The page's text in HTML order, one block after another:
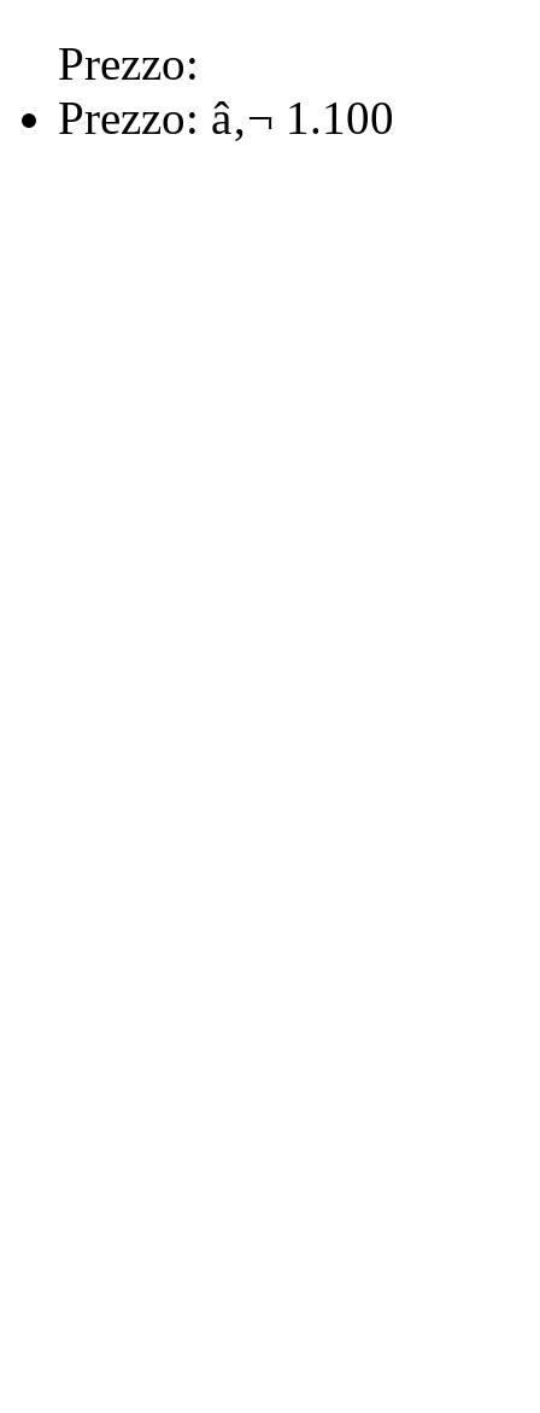
Prezzo:
Prezzo: â‚¬ 1.100